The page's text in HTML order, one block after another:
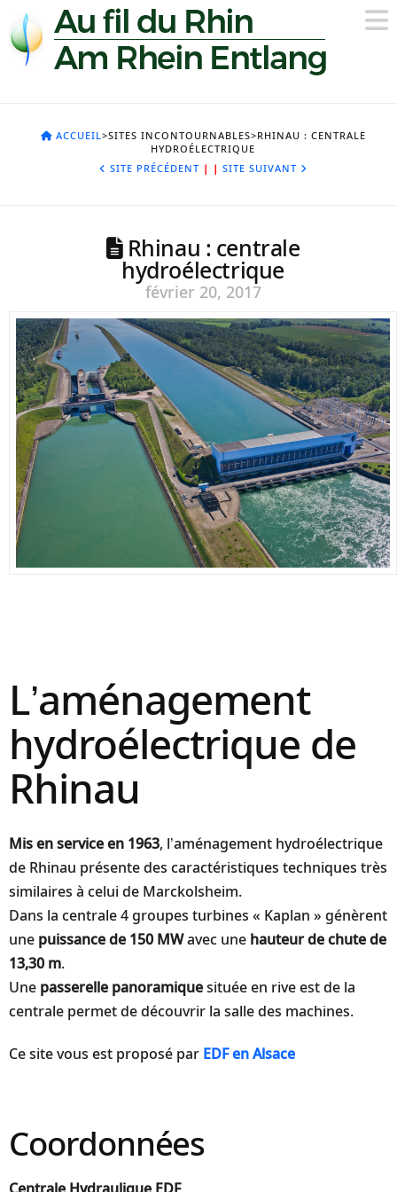
ACCUEIL>SITES INCONTOURNABLES>RHINAU : CENTRALE
HYDROÉLECTRIQUE
SITE PRÉCÉDENT | | SITE SUIVANT
Rhinau : centrale
hydroélectrique
février 20, 2017
L’aménagement
hydroélectrique de
Rhinau
Mis en service en 1963, l’aménagement hydroélectrique
de Rhinau présente des caractéristiques techniques très
similaires à celui de Marckolsheim.
Dans la centrale 4 groupes turbines « Kaplan » génèrent
une puissance de 150 MWavec une hauteur de chute de
13,30 m.
Une passerelle panoramiquesituée en rive est de la
centrale permet de découvrir la salle des machines.
Ce site vous est proposé par EDF en Alsace
Coordonnées